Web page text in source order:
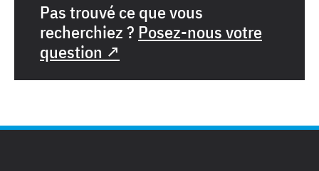
Pas trouvé ce que vous
recherchiez ? Posez-nous votre
question ↗